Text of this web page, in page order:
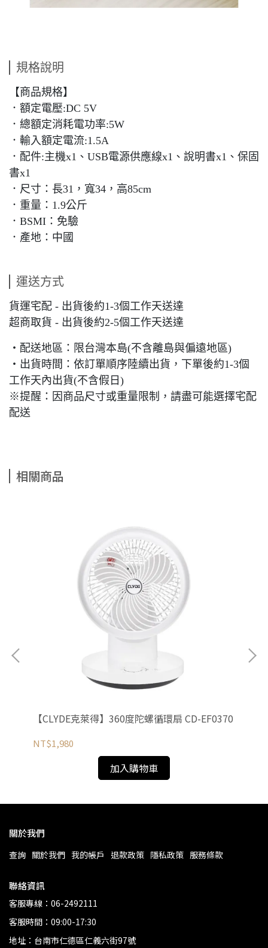
規格說明
【商品規格】
．額定電壓:DC 5V
．總額定消耗電功率:5W
．輸入額定電流:1.5A
．配件:主機x1、USB電源供應線x1、說明書x1、保固
書x1
．尺寸：長31，寬34，高85cm
．重量：1.9公斤
．BSMI：免驗
．產地：中國
運送方式
貨運宅配 - 出貨後約1-3個工作天送達
超商取貨 - 出貨後約2-5個工作天送達
・配送地區：限台灣本島(不含離島與偏遠地區)
・出貨時間：依訂單順序陸續出貨，下單後約1-3個
工作天內出貨(不含假日)
※提醒：因商品尺寸或重量限制，請盡可能選擇宅配
配送
相關商品
【CLYDE克萊得】360度陀螺循環扇 CD-EF0370
NT$1,980
加入購物車
關於我們
查詢 關於我們 我的帳戶 退款政策 隱私政策 服務條款
聯絡資訊
客服專線：06-2492111
客服時間：09:00-17:30
地址：台南市仁德區仁義六街97號